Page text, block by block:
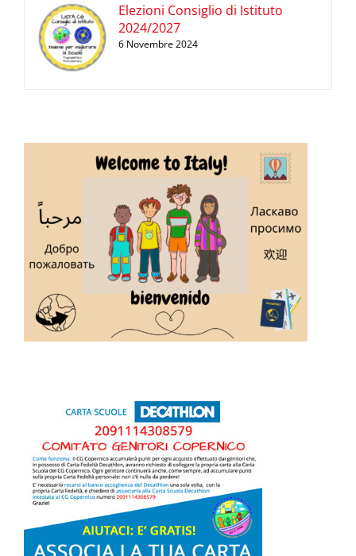
Elezioni Consiglio di Istituto
2024/2027
6 Novembre 2024